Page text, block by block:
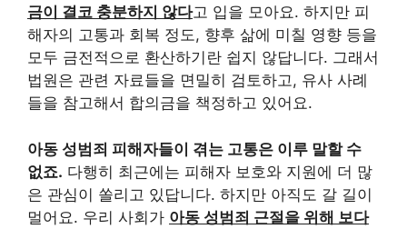
금이 결코 충분하지 않다고 입을 모아요. 하지만 피
해자의 고통과 회복 정도, 향후 삶에 미칠 영향 등을
모두 금전적으로 환산하기란 쉽지 않답니다. 그래서
법원은 관련 자료들을 면밀히 검토하고, 유사 사례
들을 참고해서 합의금을 책정하고 있어요.
아동 성범죄 피해자들이 겪는 고통은 이루 말할 수
없죠. 다행히 최근에는 피해자 보호와 지원에 더 많
은 관심이 쏠리고 있답니다. 하지만 아직도 갈 길이
멀어요. 우리 사회가 아동 성범죄 근절을 위해 보다